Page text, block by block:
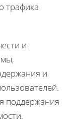
трафика
и
и
поддержания